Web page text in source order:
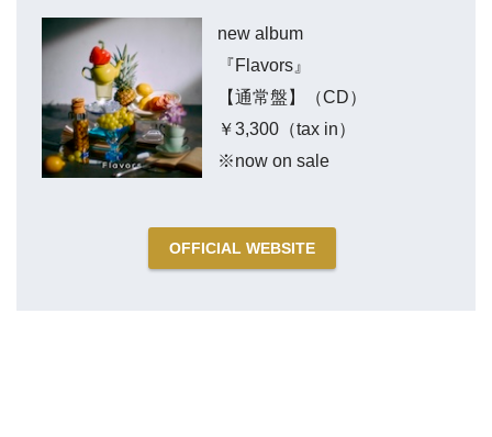
new album
『Flavors』
【通常盤】（CD）
￥3,300（tax in）
※now on sale
OFFICIAL WEBSITE